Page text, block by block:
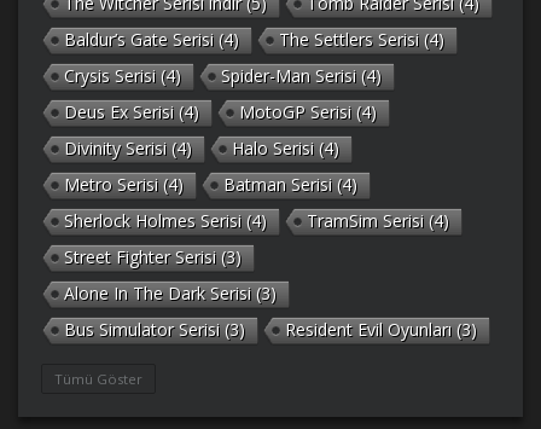
Baldur’s Gate Serisi (4) The Settlers Serisi (4)
Crysis Serisi (4) Spider-Man Serisi (4)
Deus Ex Serisi (4) MotoGP Serisi (4)
Divinity Serisi (4) Halo Serisi (4)
Metro Serisi (4) Batman Serisi (4)
Sherlock Holmes Serisi (4) TramSim Serisi (4)
Street Fighter Serisi (3)
Alone In The Dark Serisi (3)
Bus Simulator Serisi (3) Resident Evil Oyunları (3)
Tümü Göster